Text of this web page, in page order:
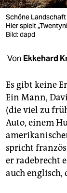
verlag
verlag
shop
fragen & hilfe
unterstützen
abo
genossenschaft
epaper login
Schöne
Hier spielt
Bild: dapd
Von Ekkehard
Es gibt keine
Ein Mann,
(die viel zu
Auto, einem
spricht
er radebrecht
auch englisch,